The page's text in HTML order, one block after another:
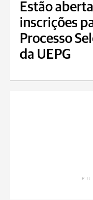
Estão
inscrições
Processo
da UEPG